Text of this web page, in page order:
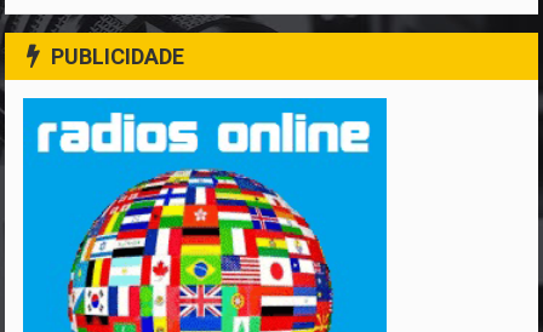
PUBLICIDADE